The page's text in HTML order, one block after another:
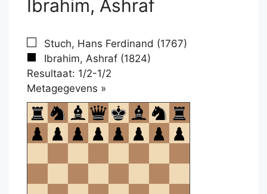
Ibrahim, Ashraf
Stuch, Hans Ferdinand (1767)
Ibrahim, Ashraf (1824)
Resultaat: 1/2-1/2
Metagegevens »
om
te
openen.